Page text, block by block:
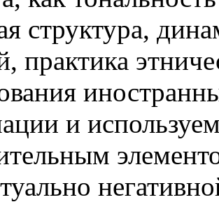
структура,
практика
и